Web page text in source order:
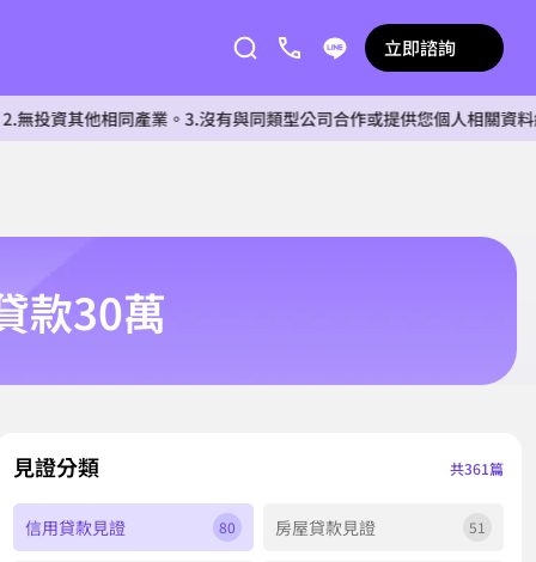
立即諮詢
相同產業。3.沒有與同類型公司合作或提供您個人相關資料給任
款30萬
見證分類 共361篇
信用貸款見證 80 房屋貸款見證 51